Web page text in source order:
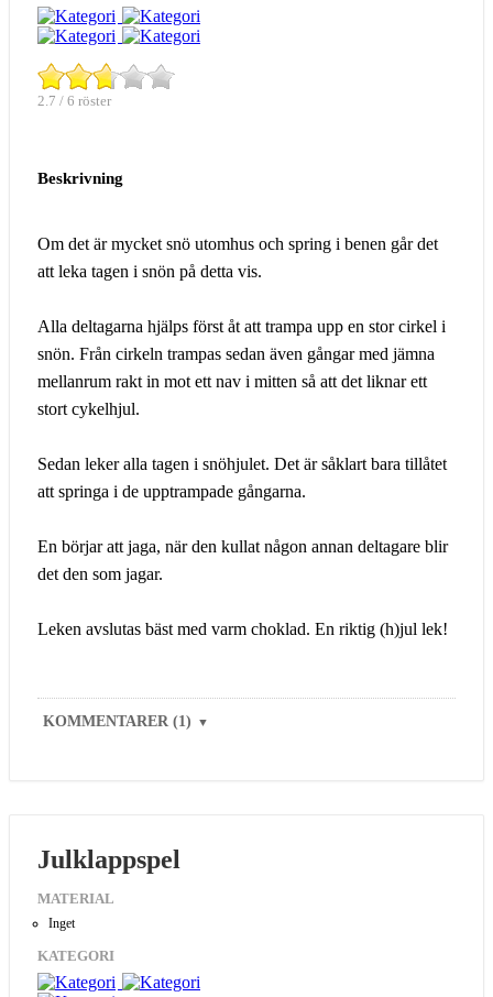
2.7 / 6 röster
Beskrivning
Om det är mycket snö utomhus och spring i benen går det
att leka tagen i snön på detta vis.
Alla deltagarna hjälps först åt att trampa upp en stor cirkel i
snön. Från cirkeln trampas sedan även gångar med jämna
mellanrum rakt in mot ett nav i mitten så att det liknar ett
stort cykelhjul.
Sedan leker alla tagen i snöhjulet. Det är såklart bara tillåtet
att springa i de upptrampade gångarna.
En börjar att jaga, när den kullat någon annan deltagare blir
det den som jagar.
Leken avslutas bäst med varm choklad. En riktig (h)jul lek!
KOMMENTARER (1) ▼
Julklappspel
MATERIAL
Inget
KATEGORI